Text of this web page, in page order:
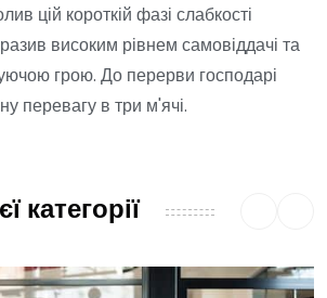
цій короткій фазі слабкості
високим рівнем самовіддачі та
грою. До перерви господарі
перевагу в три м'ячі.
категорії